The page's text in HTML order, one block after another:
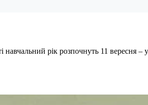
навчальний рік розпочнуть 11 вересня –